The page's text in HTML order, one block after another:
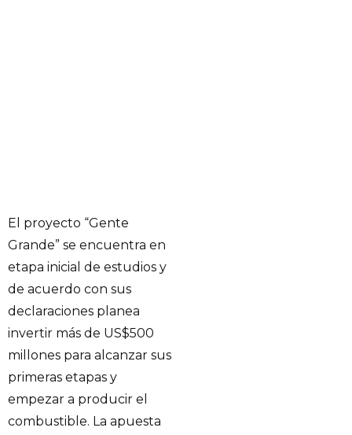
El proyecto “Gente
Grande” se encuentra en
etapa inicial de estudios y
de acuerdo con sus
declaraciones planea
invertir más de US$500
millones para alcanzar sus
primeras etapas y
empezar a producir el
combustible. La apuesta